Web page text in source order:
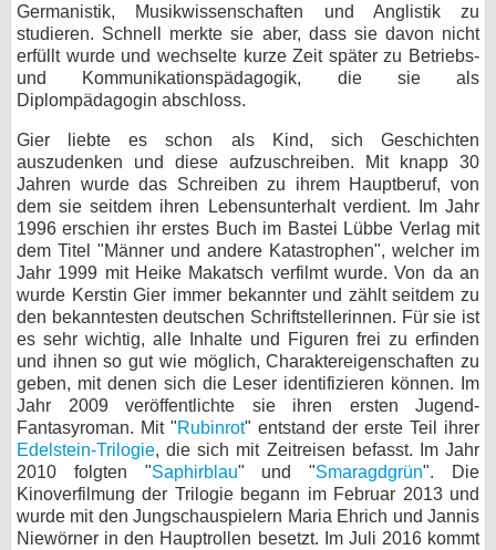
Germanistik, Musikwissenschaften und Anglistik zu
studieren. Schnell merkte sie aber, dass sie davon nicht
erfüllt wurde und wechselte kurze Zeit später zu Betriebs-
und Kommunikationspädagogik, die sie als
Diplompädagogin abschloss.
Gier liebte es schon als Kind, sich Geschichten
auszudenken und diese aufzuschreiben. Mit knapp 30
Jahren wurde das Schreiben zu ihrem Hauptberuf, von
dem sie seitdem ihren Lebensunterhalt verdient. Im Jahr
1996 erschien ihr erstes Buch im Bastei Lübbe Verlag mit
dem Titel "Männer und andere Katastrophen", welcher im
Jahr 1999 mit Heike Makatsch verfilmt wurde. Von da an
wurde Kerstin Gier immer bekannter und zählt seitdem zu
den bekanntesten deutschen Schriftstellerinnen. Für sie ist
es sehr wichtig, alle Inhalte und Figuren frei zu erfinden
und ihnen so gut wie möglich, Charaktereigenschaften zu
geben, mit denen sich die Leser identifizieren können. Im
Jahr 2009 veröffentlichte sie ihren ersten Jugend-
Fantasyroman. Mit "Rubinrot" entstand der erste Teil ihrer
Edelstein-Trilogie, die sich mit Zeitreisen befasst. Im Jahr
2010 folgten "Saphirblau" und "Smaragdgrün". Die
Kinoverfilmung der Trilogie begann im Februar 2013 und
wurde mit den Jungschauspielern Maria Ehrich und Jannis
Niewörner in den Hauptrollen besetzt. Im Juli 2016 kommt
Gewinnspiele
Forum
bei X
bei Facebook
Kontakt
Nutzungsbedingungen
Datenschutz
Cookie-Einstellungen
Impressum
Desktop-Ansicht
myFanbase